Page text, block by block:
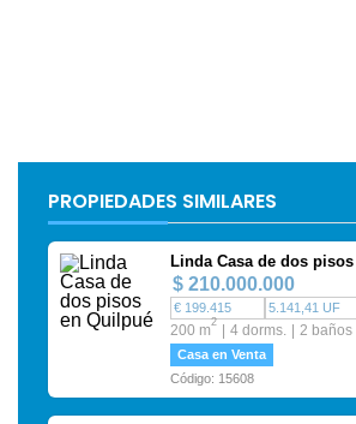
PROPIEDADES SIMILARES
Linda Casa de dos
$ 210.000.000
€ 199.415 5.141,41 UF
200 m2 4 dorms. 2 baños
Casa en Venta
Código: 15608